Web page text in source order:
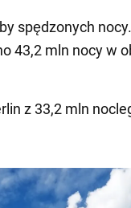
spędzonych
43,2 mln nocy w
z 33,2 mln